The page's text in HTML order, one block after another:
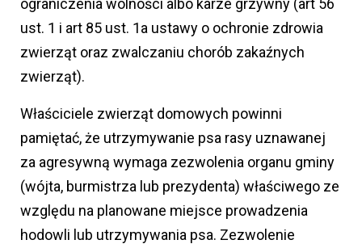
ust. 1 i art 85 ust. 1a ustawy o ochronie zdrowia
zwierząt oraz zwalczaniu chorób zakaźnych
zwierząt).
Właściciele zwierząt domowych powinni
pamiętać, że utrzymywanie psa rasy uznawanej
za agresywną wymaga zezwolenia organu gminy
(wójta, burmistrza lub prezydenta) właściwego ze
względu na planowane miejsce prowadzenia
hodowli lub utrzymywania psa. Zezwolenie